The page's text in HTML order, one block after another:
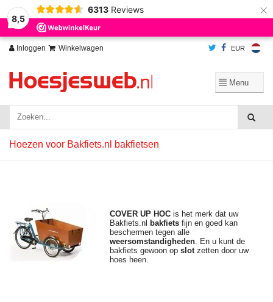
8,5
6313 Reviews ×
Inloggen Winkelwagen EUR
Hoezen voor Bakfiets.nl bakfietsen
COVER UP HOC is het merk dat uw
Bakfiets.nl bakfiets fijn en goed kan
beschermen tegen alle
weersomstandigheden. En u kunt de
bakfiets gewoon op slotzetten door uw
hoes heen.
Wij slaan cookies op om onze website te verbeteren. Is dat akkoord?
Ja
Nee